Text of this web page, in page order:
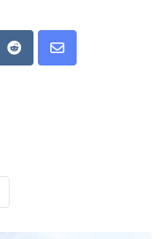
RedditShare